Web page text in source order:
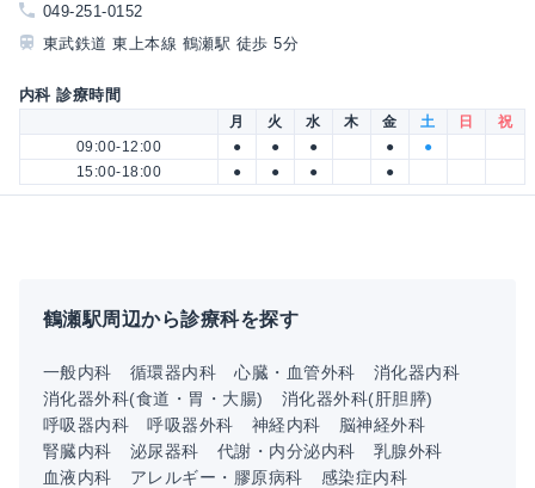
049-251-0152
東武鉄道 東上本線 鶴瀬駅 徒歩 5分
内科 診療時間
月 火 水 木 金 土 日
祝
09:00-12:00
● ● ● ●
●
15:00-18:00
● ● ● ●
鶴瀬駅周辺から診療科を探す
一般内科 循環器内科 心臓・血管外科
消化器内科
消化器外科(食道・胃・大腸)
消化器外科(肝胆膵)
呼吸器内科
呼吸器外科 神経内科
脳神経外科
腎臓内科
泌尿器科 代謝・内分泌内科
乳腺外科
血液内科
アレルギー・膠原病科
感染症内科